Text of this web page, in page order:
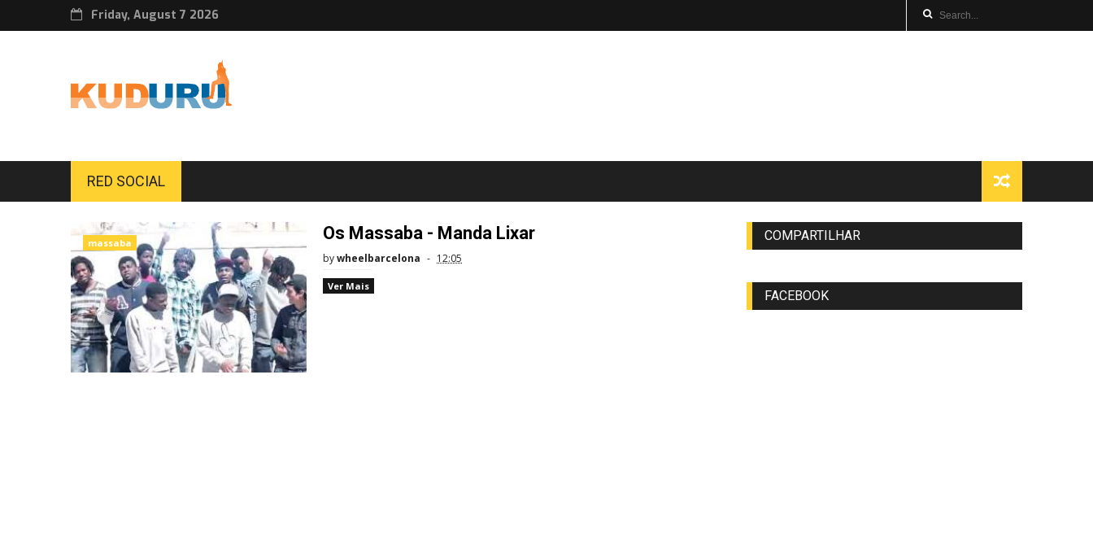
Friday, August 7 2026
RED SOCIAL
massaba Os Massaba - Manda Lixar
bywheelbarcelona 12:05
Ver Mais
COMPARTILHAR
FACEBOOK